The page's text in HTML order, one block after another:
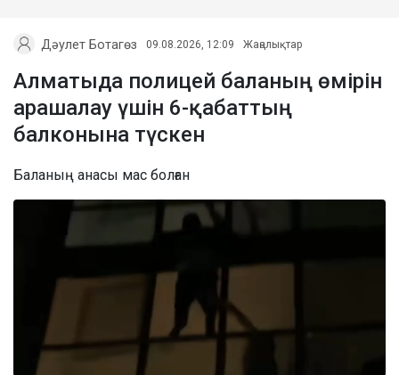
Дәулет Ботагөз 09.08.2026, 12:09 Жаңалықтар
Алматыда полицей баланың өмірін
арашалау үшін 6-қабаттың
балконына түскен
Баланың анасы мас болған